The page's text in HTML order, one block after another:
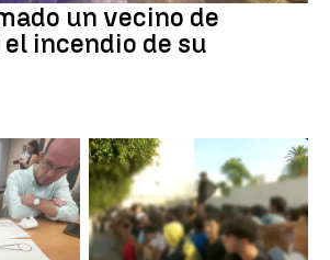
un vecino de
incendio de su
Ceuta